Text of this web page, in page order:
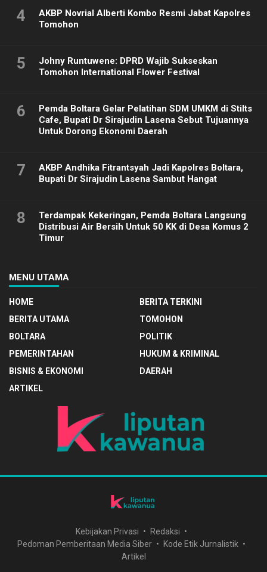
4
AKBP Novrial Alberti Kombo Resmi Jabat Kapolres
Tomohon
5
Johny Runtuwene: DPRD Wajib Sukseskan
Tomohon International Flower Festival
6
Pemda Boltara Gelar Pelatihan SDM UMKM di Stilts
Cafe, Bupati Dr Sirajudin Lasena Sebut Tujuannya
Untuk Dorong Ekonomi Daerah
7
AKBP Andhika Fitrantsyah Jadi Kapolres Boltara,
Bupati Dr Sirajudin Lasena Sambut Hangat
8
Terdampak Kekeringan, Pemda Boltara Langsung
Distribusi Air Bersih Untuk 50 KK di Desa Komus 2
Timur
MENU UTAMA
HOME
BERITA TERKINI
BERITA UTAMA
TOMOHON
BOLTARA
POLITIK
PEMERINTAHAN
HUKUM & KRIMINAL
BISNIS & EKONOMI
DAERAH
ARTIKEL
Kebijakan Privasi
Redaksi
Pedoman Pemberitaan Media Siber
Kode Etik Jurnalistik
Artikel